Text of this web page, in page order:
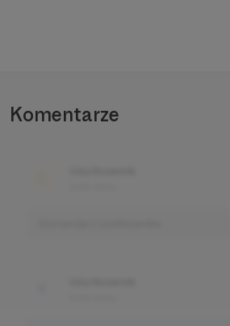
Komentarze